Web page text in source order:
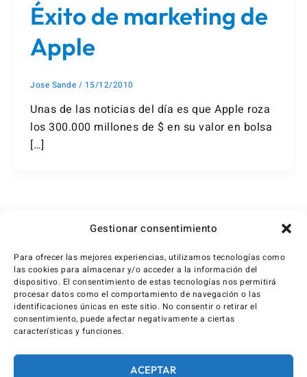
Gestionar consentimiento
Para ofrecer las mejores experiencias, utilizamos tecnologías como
las cookies para almacenar y/o acceder a la información del
dispositivo. El consentimiento de estas tecnologías nos permitirá
procesar datos como el comportamiento de navegación o las
identificaciones únicas en este sitio. No consentir o retirar el
consentimiento, puede afectar negativamente a ciertas
características y funciones.
ACEPTAR
Éxito de marketing de
Apple
Jose Sande / 15/12/2010
Unas de las noticias del día es que Apple roza
los 300.000 millones de $ en su valor en bolsa
[…]
1 2 Siguiente